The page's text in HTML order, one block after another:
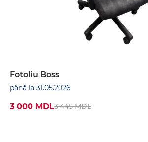
Fotoliu Boss
până la 31.05.2026
3 000 MDL3 445 MDL